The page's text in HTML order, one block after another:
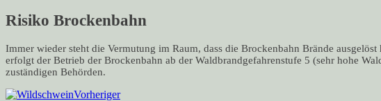
Risiko Brockenbahn
Immer wieder steht die Vermutung im Raum, dass die Brockenbahn Brände
erfolgt der Betrieb der Brockenbahn ab der Waldbrandgefahrenstufe 5 (sehr hohe
zuständigen Behörden.
Vorheriger